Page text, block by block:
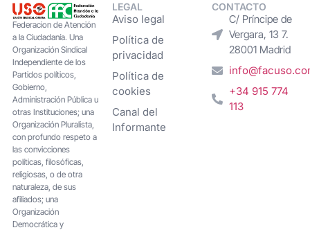
Federacion de Atención
a la Ciudadanía. Una
Organización Sindical
Independiente de los
Partidos políticos,
Gobierno,
Administración Pública u
otras Instituciones; una
Organización Pluralista,
con profundo respeto a
las convicciones
políticas, filosóficas,
religiosas, o de otra
naturaleza, de sus
afiliados; una
Organización
Democrática y
LEGAL
Aviso legal
Política de
privacidad
Política de
cookies
Canal del
Informante
CONTACTO
C/ Príncipe de
Vergara, 13 7.
28001 Madrid
+34 915 774
113